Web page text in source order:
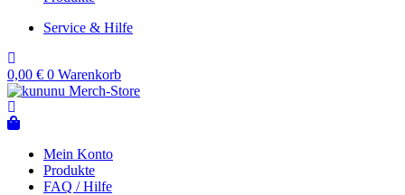
Service & Hilfe
0,00 € 0 Warenkorb
Mein Konto
Produkte
FAQ / Hilfe